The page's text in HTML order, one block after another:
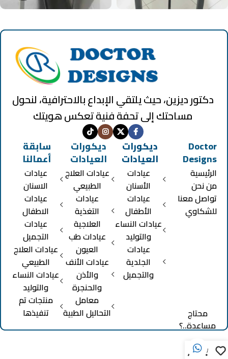
دكتور ديزين، حيث يلتقي الإبداع بالاحترافية، لنحول
مساحتك إلى تحفة فنية تعكس هويتك
Doctor
Designs
الرئيسية
من نحن
تواصل معنا
للشكاوي
ديكورات
العيادات
عيادات
الأسنان
عيادات
الأطفال
عيادات النساء
والتوليد
عيادات
الجلدية
والتجميل
ديكورات
العيادات
عيادات العلاج
الطبيعي
عيادات
التغذية
العلاجية
عيادات طب
العيون
عيادات الأنف
والأذن
والحنجرة
معامل
التحاليل الطبية
سابقة
أعمالنا
عيادات
الاسنان
عيادات
الاطفال
عيادات
التجميل
عيادات العلاج
الطبيعي
عيادات النساء
والتوليد
منتجات تم
تنفيذها
محتاج
مساعدة..؟
0